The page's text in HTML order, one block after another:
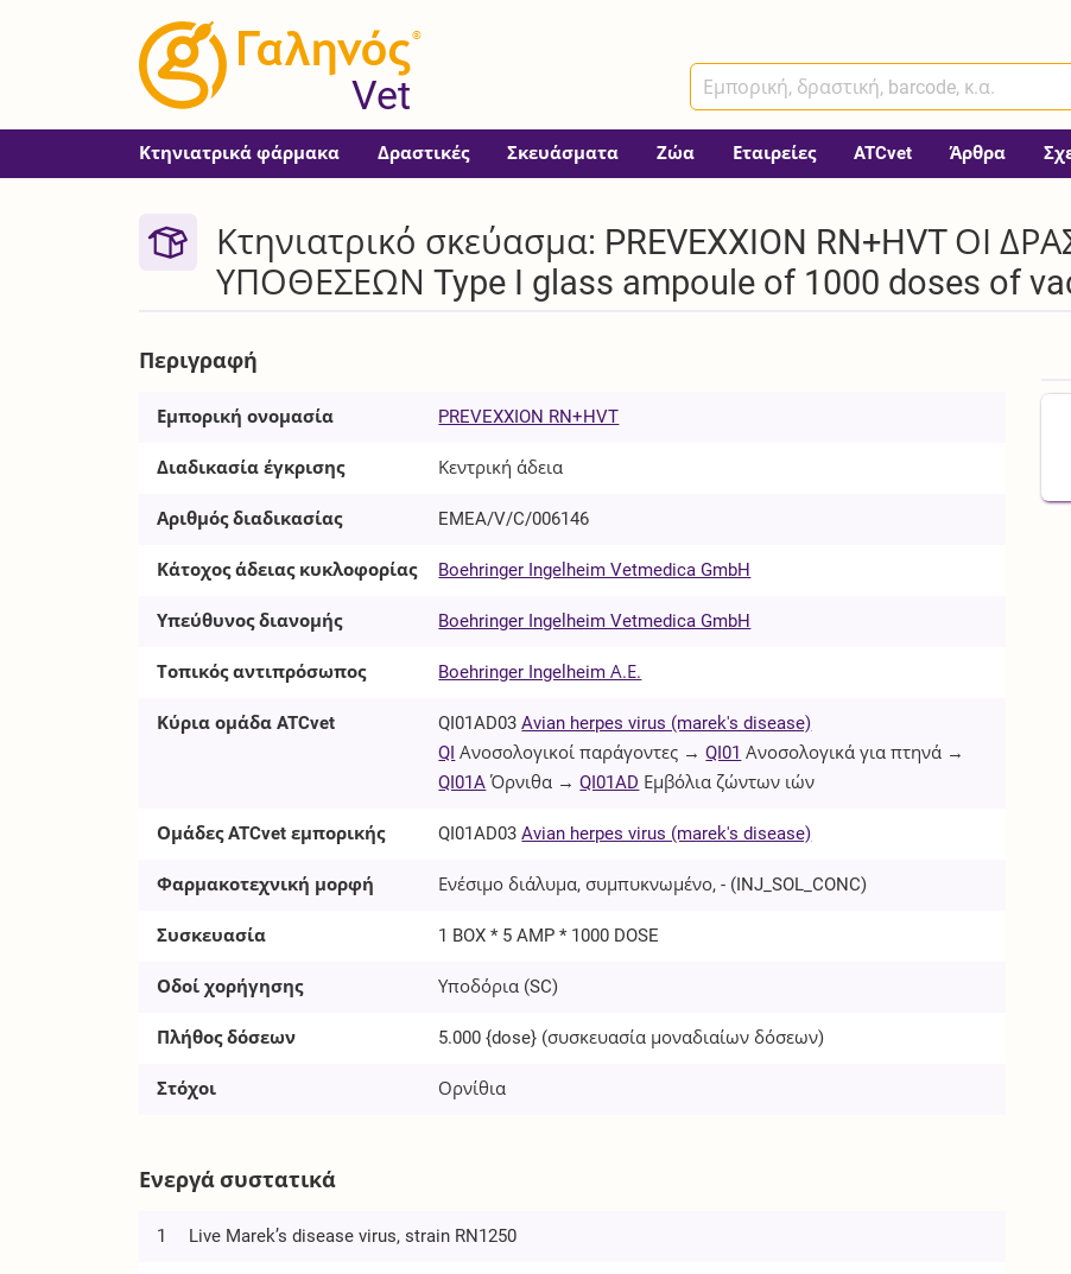
®
Vet
Κτηνιατρικά φάρμακα Δραστικές Σκευάσματα Ζώα Εταιρείες ATCvet Άρθρα
Κτηνιατρικό σκεύασμα: PREVEXXION RN+HVT ΟΙ
ΥΠΟΘΕΣΕΩΝ Type I glass ampoule of 1000 doses of
Περιγραφή
Εμπορική ονομασία PREVEXXION RN+HVT
Διαδικασία έγκρισης Κεντρική άδεια
Αριθμός διαδικασίας EMEA/V/C/006146
Κάτοχος άδειας κυκλοφορίας Boehringer Ingelheim Vetmedica GmbH
Υπεύθυνος διανομής Boehringer Ingelheim Vetmedica GmbH
Τοπικός αντιπρόσωπος Boehringer Ingelheim Α.Ε.
Κύρια ομάδα ATCvet QI01AD03 Avian herpes virus (marek's disease)
QI Ανοσολογικοί παράγοντες →QI01 Ανοσολογικά για πτηνά →
QI01A Όρνιθα →QI01AD Εμβόλια ζώντων ιών
Ομάδες ATCvet εμπορικής QI01AD03 Avian herpes virus (marek's disease)
Φαρμακοτεχνική μορφή Ενέσιμο διάλυμα, συμπυκνωμένο, - (INJ_SOL_CONC)
Συσκευασία 1 BOX * 5 AMP * 1000 DOSE
Οδοί χορήγησης Υποδόρια (SC)
Πλήθος δόσεων 5.000{dose} (συσκευασία μοναδιαίων δόσεων)
Στόχοι Ορνίθια
Ενεργά συστατικά
1 Live Marek’s disease virus, strain RN1250